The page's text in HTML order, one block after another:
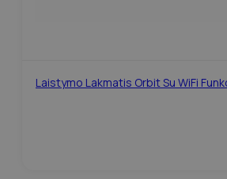
Laistymo Lakmatis Orbit Su WiFi